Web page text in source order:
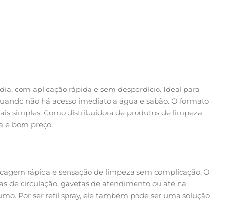
com aplicação rápida e sem desperdício. Ideal para
não há acesso imediato a água e sabão. O formato
simples. Como distribuidora de produtos de limpeza,
e bom preço.
rápida e sensação de limpeza sem complicação. O
de circulação, gavetas de atendimento ou até na
Por ser refil spray, ele também pode ser uma solução